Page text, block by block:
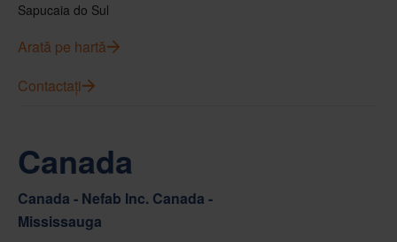
Sapucaia do Sul
Arată pe hartă
Contactați
Canada
Canada - Nefab Inc. Canada -
Mississauga